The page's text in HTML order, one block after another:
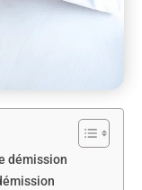
démission